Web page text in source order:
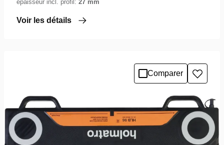
épaisseur incl. profil: 27 mm
Voir les détails
Comparer
à
la
liste
de